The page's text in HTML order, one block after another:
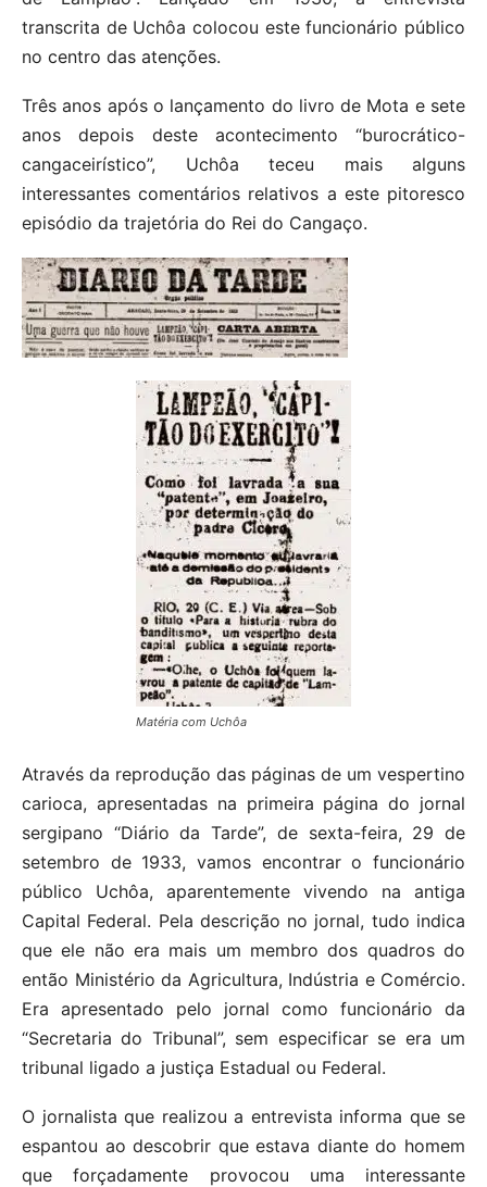
transcrita de Uchôa colocou este funcionário público
no centro das atenções.
Três anos após o lançamento do livro de Mota e sete
anos depois deste acontecimento “burocrático-
cangaceirístico”, Uchôa teceu mais alguns
interessantes comentários relativos a este pitoresco
episódio da trajetória do Rei do Cangaço.
Matéria com Uchôa
Através da reprodução das páginas de um vespertino
carioca, apresentadas na primeira página do jornal
sergipano “Diário da Tarde”, de sexta-feira, 29 de
setembro de 1933, vamos encontrar o funcionário
público Uchôa, aparentemente vivendo na antiga
Capital Federal. Pela descrição no jornal, tudo indica
que ele não era mais um membro dos quadros do
então Ministério da Agricultura, Indústria e Comércio.
Era apresentado pelo jornal como funcionário da
“Secretaria do Tribunal”, sem especificar se era um
tribunal ligado a justiça Estadual ou Federal.
O jornalista que realizou a entrevista informa que se
espantou ao descobrir que estava diante do homem
que forçadamente provocou uma interessante